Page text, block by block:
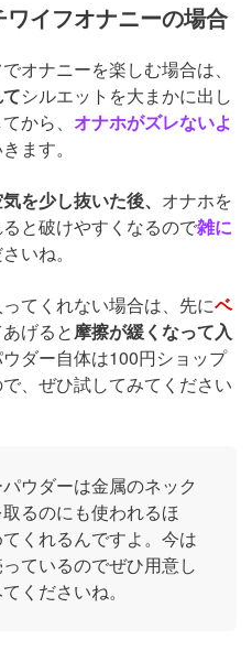
イフオナニーの場合
オナニーを楽しむ場合は、
シルエットを大まかに出し
から、 オナホがズレないよ
ます。
を少し抜いた後、 オナホを
と破けやすくなるので雑に
いね。
てくれない場合は、先にベ
げると摩擦が緩くなって入
ダー自体は100円ショップ
、ぜひ試してみてください
ウダーは金属のネック
るのにも使われるほ
くれるんですよ。今は
ているのでぜひ用意し
くださいね。